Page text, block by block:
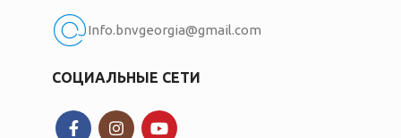
Info.bnvgeorgia@gmail.com
СОЦИАЛЬНЫЕ СЕТИ